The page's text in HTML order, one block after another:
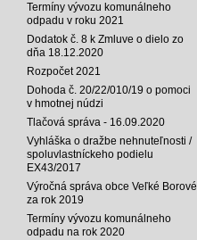
Termíny vývozu komunálneho
odpadu v roku 2021
Dodatok č. 8 k Zmluve o dielo zo
dňa 18.12.2020
Rozpočet 2021
Dohoda č. 20/22/010/19 o pomoci
v hmotnej núdzi
Tlačová správa - 16.09.2020
Vyhláška o dražbe nehnuteľnosti /
spoluvlastníckeho podielu
EX43/2017
Výročná správa obce Veľké Borové
za rok 2019
Termíny vývozu komunálneho
odpadu na rok 2020